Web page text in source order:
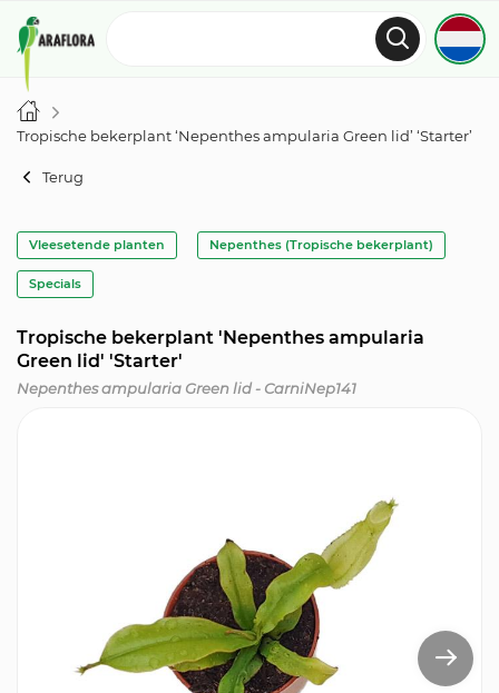
Tropische bekerplant ‘Nepenthes ampularia Green lid’ ‘Starter’
Terug
Vleesetende planten Nepenthes (Tropische bekerplant)
Specials
Tropische bekerplant 'Nepenthes ampularia
Green lid' 'Starter'
Nepenthes ampularia Green lid - CarniNep141